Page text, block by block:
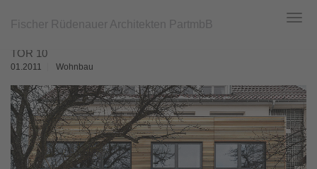
Hauptinhalt
springen
Fischer Rüdenauer Architekten PartmbB
TÖR 10
01.2011 Wohnbau